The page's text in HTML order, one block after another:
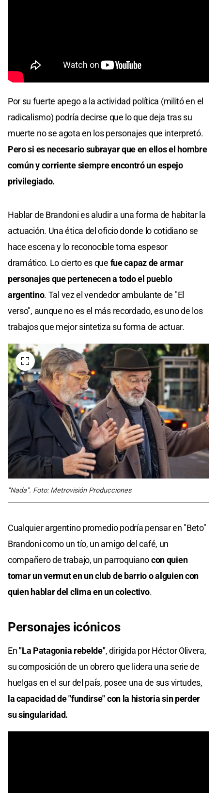
Por su fuerte apego a la actividad política (militó en el
radicalismo) podría decirse que lo que deja tras su
muerte no se agota en los personajes que interpretó.
Pero si es necesario subrayar que en ellos el hombre
común y corriente siempre encontró un espejo
privilegiado.
Hablar de Brandoni es aludir a una forma de habitar la
actuación. Una ética del oficio donde lo cotidiano se
hace escena y lo reconocible toma espesor
dramático. Lo cierto es que fue capaz de armar
personajes que pertenecen a todo el pueblo
argentino. Tal vez el vendedor ambulante de "El
verso", aunque no es el más recordado, es uno de los
trabajos que mejor sintetiza su forma de actuar.
"Nada". Foto: Metrovisión Producciones
Cualquier argentino promedio podría pensar en "Beto"
Brandoni como un tío, un amigo del café, un
compañero de trabajo, un parroquianocon quien
tomar un vermut en un club de barrio o alguien con
quien hablar del clima en un colectivo.
Personajes icónicos
En"La Patagonia rebelde", dirigida por Héctor Olivera,
su composición de un obrero que lidera una serie de
huelgas en el sur del país, posee una de sus virtudes,
la capacidad de "fundirse" con la historia sin perder
su singularidad.